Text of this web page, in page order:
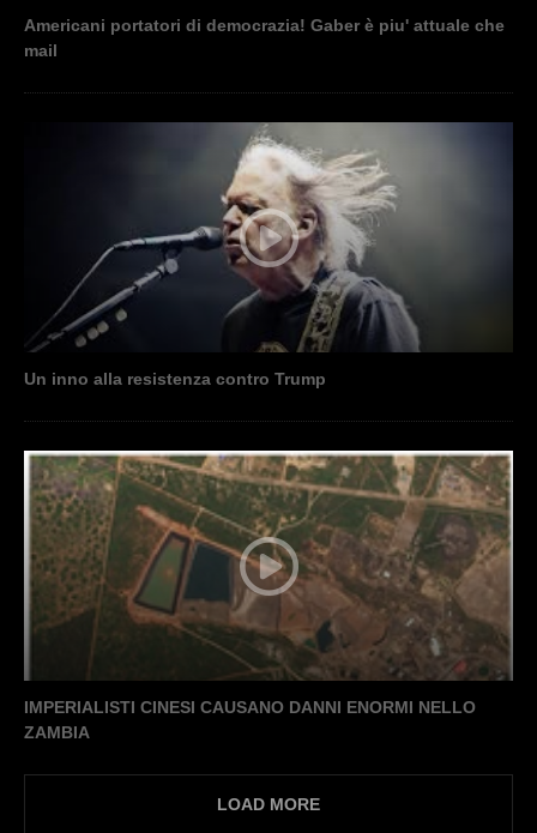
Americani portatori di democrazia! Gaber è piu' attuale che
mail
Un inno alla resistenza contro Trump
IMPERIALISTI CINESI CAUSANO DANNI ENORMI NELLO
ZAMBIA
LOAD MORE